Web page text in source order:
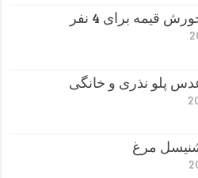
قیمه برای 4 نفر
پلو نذری و خانگی
مرغ